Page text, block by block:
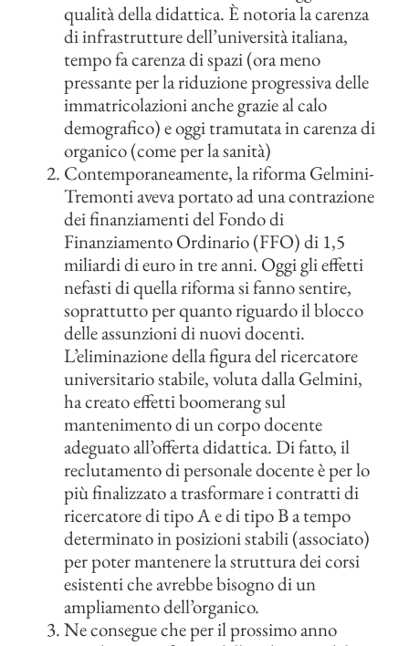
qualità della didattica. È notoria la carenza
di infrastrutture dell’università italiana,
tempo fa carenza di spazi (ora meno
pressante per la riduzione progressiva delle
immatricolazioni anche grazie al calo
demografico) e oggi tramutata in carenza di
organico (come per la sanità)
Contemporaneamente, la riforma Gelmini-
Tremonti aveva portato ad una contrazione
dei finanziamenti del Fondo di
Finanziamento Ordinario (FFO) di 1,5
miliardi di euro in tre anni. Oggi gli effetti
nefasti di quella riforma si fanno sentire,
soprattutto per quanto riguardo il blocco
delle assunzioni di nuovi docenti.
L’eliminazione della figura del ricercatore
universitario stabile, voluta dalla Gelmini,
ha creato effetti boomerang sul
mantenimento di un corpo docente
adeguato all’offerta didattica. Di fatto, il
reclutamento di personale docente è per lo
più finalizzato a trasformare i contratti di
ricercatore di tipo A e di tipo B a tempo
determinato in posizioni stabili (associato)
per poter mantenere la struttura dei corsi
esistenti che avrebbe bisogno di un
ampliamento dell’organico.
Ne consegue che per il prossimo anno